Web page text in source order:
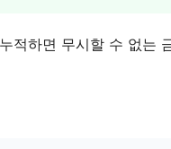
적하면 무시할 수 없는